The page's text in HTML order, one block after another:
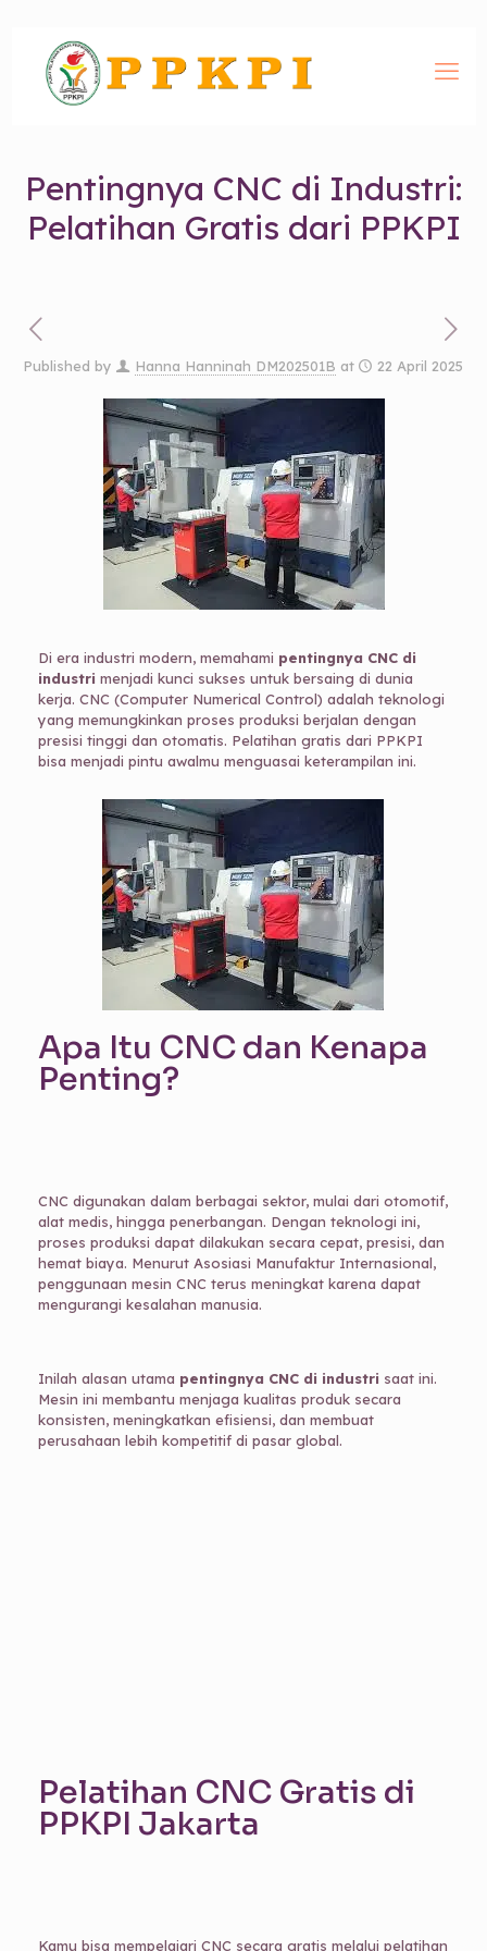
Pentingnya CNC di Industri:
Pelatihan Gratis dari PPKPI
Published by Hanna Hanninah DM202501B at 22 April 2025
Di era industri modern, memahami pentingnya CNC di
industri menjadi kunci sukses untuk bersaing di dunia
kerja. CNC (Computer Numerical Control) adalah teknologi
yang memungkinkan proses produksi berjalan dengan
presisi tinggi dan otomatis. Pelatihan gratis dari PPKPI
bisa menjadi pintu awalmu menguasai keterampilan ini.
Apa Itu CNC dan Kenapa
Penting?
CNC digunakan dalam berbagai sektor, mulai dari otomotif,
alat medis, hingga penerbangan. Dengan teknologi ini,
proses produksi dapat dilakukan secara cepat, presisi, dan
hemat biaya. Menurut Asosiasi Manufaktur Internasional,
penggunaan mesin CNC terus meningkat karena dapat
mengurangi kesalahan manusia.
Inilah alasan utama pentingnya CNC di industri saat ini.
Mesin ini membantu menjaga kualitas produk secara
konsisten, meningkatkan efisiensi, dan membuat
perusahaan lebih kompetitif di pasar global.
Pelatihan CNC Gratis di
PPKPI Jakarta
Kamu bisa mempelajari CNC secara gratis melalui pelatihan